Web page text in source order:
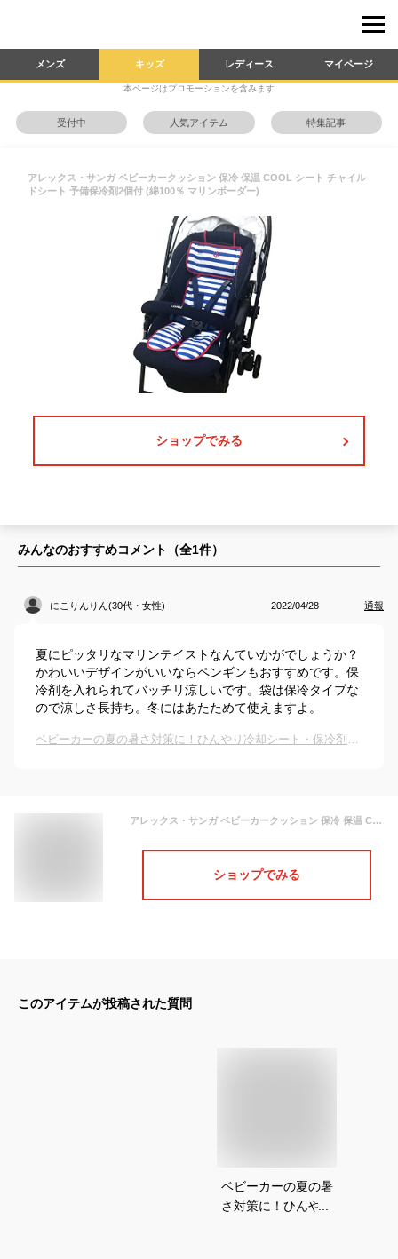
メンズ キッズ レディース マイページ
本ページはプロモーションを含みます
受付中 人気アイテム 特集記事
アレックス・サンガ ベビーカークッション 保冷 保温 COOL シート チャイル
ドシート 予備保冷剤2個付 (綿100％ マリンボーダー)
ショップでみる
みんなのおすすめコメント（全1件）
にこりんりん(30代・女性) 2022/04/28 通報
夏にピッタリなマリンテイストなんていかがでしょうか？
かわいいデザインがいいならペンギンもおすすめです。保
冷剤を入れられてバッチリ涼しいです。袋は保冷タイプな
ので涼しさ長持ち。冬にはあたためて使えますよ。
ベビーカーの夏の暑さ対策に！ひんやり冷却シート・保冷剤のおすすめは？
アレックス・サンガ ベビーカークッション 保冷 保温 COOL シート チャイルドシート 予備保冷剤2個付 (綿100％ マリンボーダー)
ショップでみる
このアイテムが投稿された質問
ベビーカーの夏の暑
さ対策に！ひんやり